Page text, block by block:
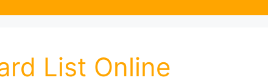
List Online